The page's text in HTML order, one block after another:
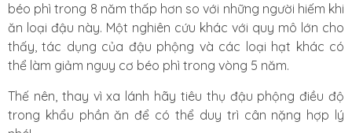
béo phì trong 8 năm thấp hơn so với những người hiếm khi
ăn loại đậu này. Một nghiên cứu khác với quy mô lớn cho
thấy, tác dụng của đậu phộng và các loại hạt khác có
thể làm giảm nguy cơ béo phì trong vòng 5 năm.
Thế nên, thay vì xa lánh hãy tiêu thụ đậu phộng điều độ
trong khẩu phần ăn để có thể duy trì cân nặng hợp lý